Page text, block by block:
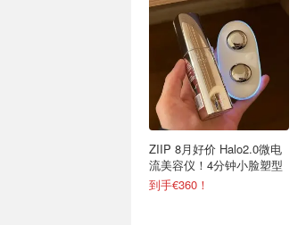
ZIIP 8月好价 Halo2.0微电
流美容仪！4分钟小脸塑型
到手€360！